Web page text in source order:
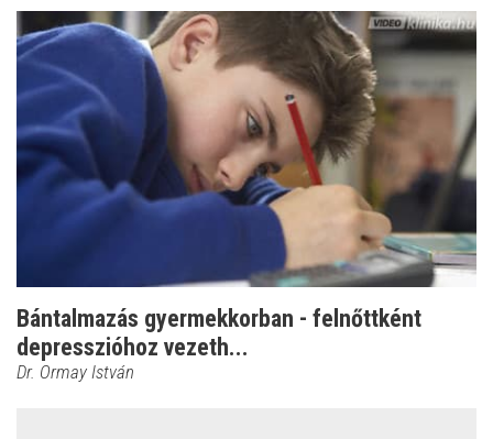
Bántalmazás gyermekkorban - felnőttként
depresszióhoz vezeth...
Dr. Ormay István